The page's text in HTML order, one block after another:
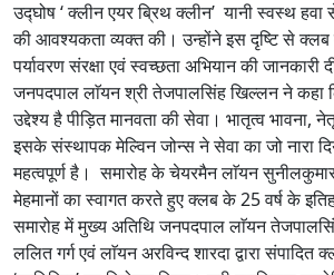
उद्घोष ‘ क्लीन एयर ब्रिथ क्लीन’ यानी स्वस्थ
की आवश्यकता व्यक्त की। उन्होंने इस दृष्टि से क्लब
पर्यावरण संरक्षा एवं स्वच्छता अभियान की जानकारी
जनपदपाल लाॅयन श्री तेजपालसिंह खिल्लन ने कहा
उद्देश्य है पीड़ित मानवता की सेवा। भातृत्व
इसके संस्थापक मेल्विन जोन्स ने सेवा का जो नारा
महत्वपूर्ण है। समारोह के चेयरमैन लाॅयन
मेहमानों का स्वागत करते हुए क्लब के 25 वर्ष के
समारोह में मुख्य अतिथि जनपदपाल लाॅयन
ललित गर्ग एवं लाॅयन अरविन्द शारदा द्वारा संपादित